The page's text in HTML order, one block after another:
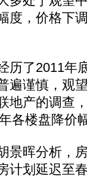
度，价格下
了2011年
遍谨慎，观
地产的调查
各楼盘降价
晖分析，
计划延迟至